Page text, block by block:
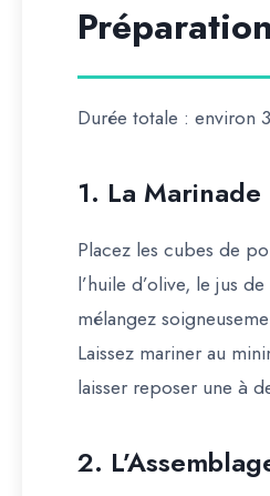
Durée totale : environ
1. La Marinade
Placez les cubes de
l’huile d’olive, le jus
mélangez
Laissez mariner au
laisser reposer une à
2.